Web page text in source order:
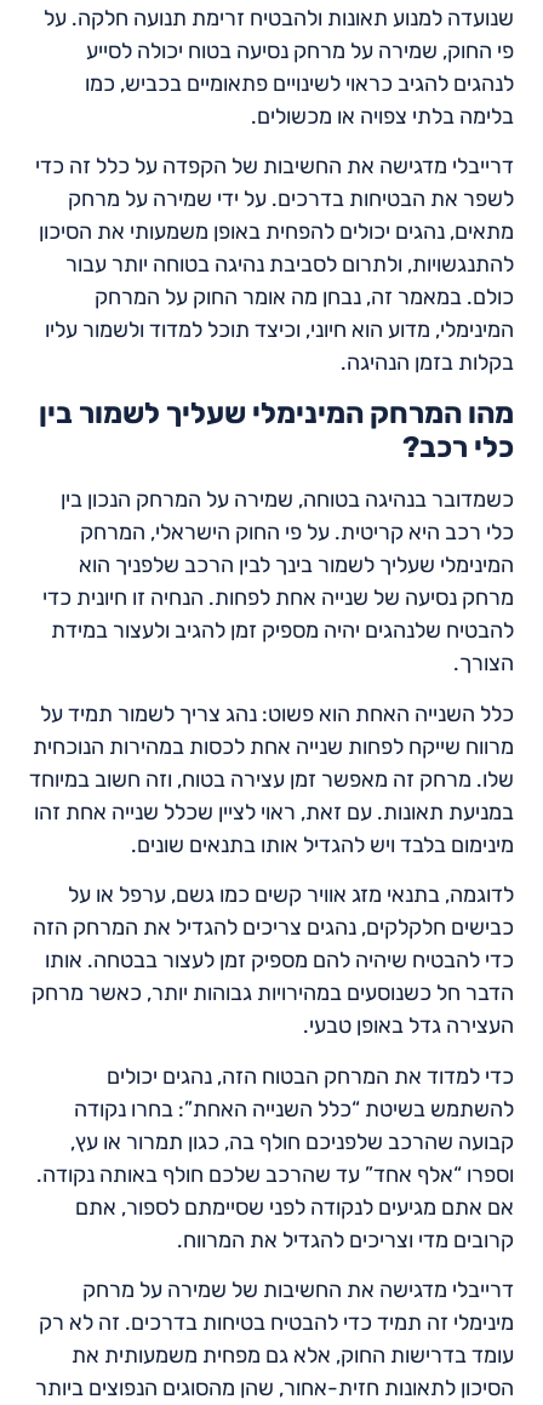
שנועדה למנוע תאונות ולהבטיח זרימת תנועה חלקה. על
פי החוק, שמירה על מרחק נסיעה בטוח יכולה לסייע
לנהגים להגיב כראוי לשינויים פתאומיים בכביש, כמו
בלימה בלתי צפויה או מכשולים.
דרייבלי מדגישה את החשיבות של הקפדה על כלל זה כדי
לשפר את הבטיחות בדרכים. על ידי שמירה על מרחק
מתאים, נהגים יכולים להפחית באופן משמעותי את הסיכון
להתנגשויות, ולתרום לסביבת נהיגה בטוחה יותר עבור
כולם. במאמר זה, נבחן מה אומר החוק על המרחק
המינימלי, מדוע הוא חיוני, וכיצד תוכל למדוד ולשמור עליו
בקלות בזמן הנהיגה.
מהו המרחק המינימלי שעליך לשמור בין
כלי רכב?
כשמדובר בנהיגה בטוחה, שמירה על המרחק הנכון בין
כלי רכב היא קריטית. על פי החוק הישראלי, המרחק
המינימלי שעליך לשמור בינך לבין הרכב שלפניך הוא
מרחק נסיעה של שנייה אחת לפחות. הנחיה זו חיונית כדי
להבטיח שלנהגים יהיה מספיק זמן להגיב ולעצור במידת
הצורך.
כלל השנייה האחת הוא פשוט: נהג צריך לשמור תמיד על
מרווח שייקח לפחות שנייה אחת לכסות במהירות הנוכחית
שלו. מרחק זה מאפשר זמן עצירה בטוח, וזה חשוב במיוחד
במניעת תאונות. עם זאת, ראוי לציין שכלל שנייה אחת זהו
מינימום בלבד ויש להגדיל אותו בתנאים שונים.
לדוגמה, בתנאי מזג אוויר קשים כמו גשם, ערפל או על
כבישים חלקלקים, נהגים צריכים להגדיל את המרחק הזה
כדי להבטיח שיהיה להם מספיק זמן לעצור בבטחה. אותו
הדבר חל כשנוסעים במהירויות גבוהות יותר, כאשר מרחק
העצירה גדל באופן טבעי.
כדי למדוד את המרחק הבטוח הזה, נהגים יכולים
להשתמש בשיטת “כלל השנייה האחת”: בחרו נקודה
קבועה שהרכב שלפניכם חולף בה, כגון תמרור או עץ,
וספרו “אלף אחד” עד שהרכב שלכם חולף באותה נקודה.
אם אתם מגיעים לנקודה לפני שסיימתם לספור, אתם
קרובים מדי וצריכים להגדיל את המרווח.
דרייבלי מדגישה את החשיבות של שמירה על מרחק
מינימלי זה תמיד כדי להבטיח בטיחות בדרכים. זה לא רק
עומד בדרישות החוק, אלא גם מפחית משמעותית את
הסיכון לתאונות חזית-אחור, שהן מהסוגים הנפוצים ביותר